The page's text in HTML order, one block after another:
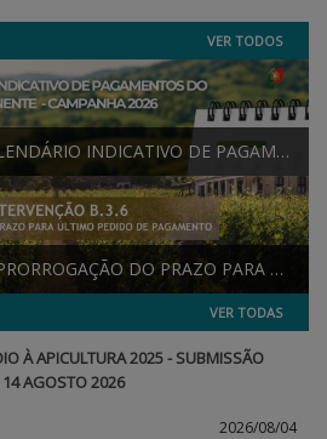
VER TODOS
CAMPANHA 2026 – CALENDÁRIO INDICATIVO DE PAGAMENTOS DO CONTINENTE
INTERVENÇÃO B.3.6 – PRORROGAÇÃO DO PRAZO PARA ÚLTIMO PEDIDO DE PAGAMENTO
VER TODAS
À APICULTURA 2025 - SUBMISSÃO
AGOSTO 2026
2026/08/04